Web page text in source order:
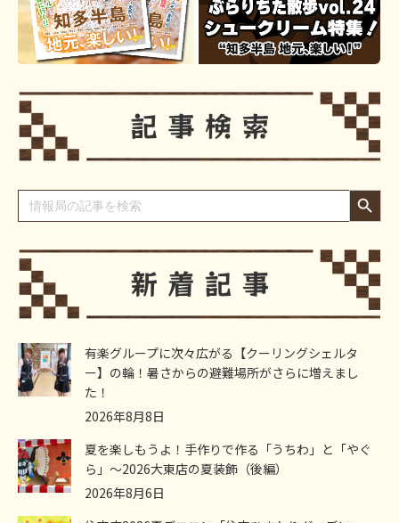
Search
for:
Search Button
有楽グループに次々広がる【クーリングシェルタ
ー】の輪！暑さからの避難場所がさらに増えまし
た！
2026年8月8日
夏を楽しもうよ！手作りで作る「うちわ」と「やぐ
ら」～2026大東店の夏装飾（後編）
2026年8月6日